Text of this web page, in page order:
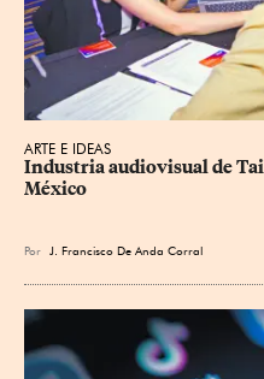
ARTE E IDEAS
Industria audiovisual de
México
Por J. Francisco De Anda Corral